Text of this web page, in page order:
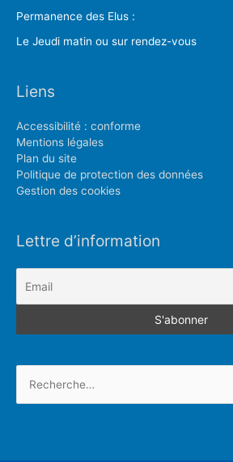
Permanence des Elus :
Le Jeudi matin ou sur rendez-vous
Liens
Accessibilité : conforme
Mentions légales
Plan du site
Politique de protection des données
Gestion des cookies
Lettre d’information